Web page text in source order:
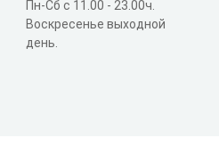
Пн-Сб с 11.00 - 23.00ч.
Воскресенье выходной
день.